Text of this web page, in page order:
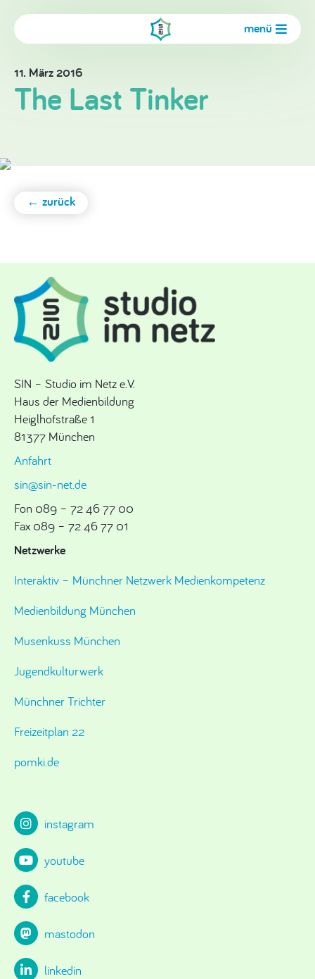
menü
11. März 2016
The Last Tinker
← zurück
SIN – Studio im Netz e.V.
Haus der Medienbildung
Heiglhofstraße 1
81377 München
Anfahrt
sin@sin-net.de
Fon 089 – 72 46 77 00
Fax 089 – 72 46 77 01
Netzwerke
Interaktiv – Münchner Netzwerk Medienkompetenz
Medienbildung München
Musenkuss München
Jugendkulturwerk
Münchner Trichter
Freizeitplan 22
pomki.de
instagram
youtube
facebook
mastodon
linkedin